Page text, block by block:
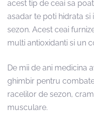
acest tip de ceai sa
asadar te poti hidrata
sezon. Acest ceai
multi antioxidanti si un
De mii de ani medicina
ghimbir pentru
racelilor de sezon,
musculare.